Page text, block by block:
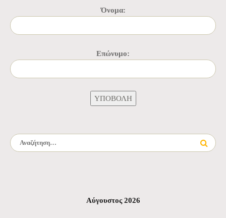
Όνομα:
Επώνυμο:
Αναζήτηση για:
Αύγουστος 2026